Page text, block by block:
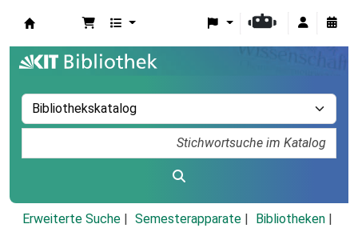
Erweiterte Suche Semesterapparate
Bibliotheken